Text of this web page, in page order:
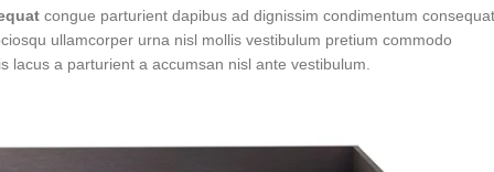
congue parturient dapibus ad dignissim condimentum consequat
ullamcorper urna nisl mollis vestibulum pretium commodo
a parturient a accumsan nisl ante vestibulum.